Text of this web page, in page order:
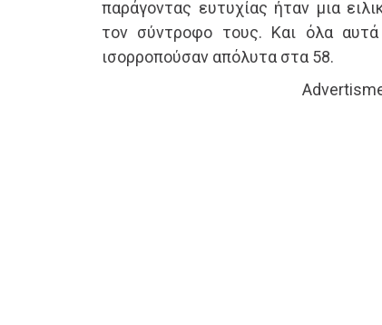
παράγοντας ευτυχίας ήταν μια
τον σύντροφο τους. Και όλα
ισορροπούσαν απόλυτα στα 58.